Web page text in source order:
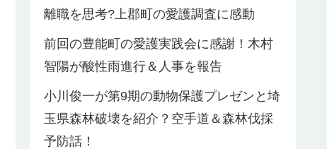
離職を思考?上郡町の愛護調査に感動
前回の豊能町の愛護実践会に感謝！木村
智陽が酸性雨進行＆人事を報告
小川俊一が第9期の動物保護プレゼンと埼
玉県森林破壊を紹介？空手道＆森林伐採
予防話！